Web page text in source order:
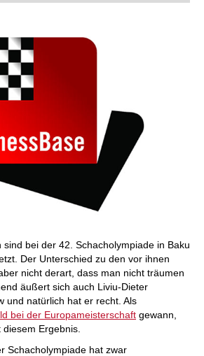
sind bei der 42. Schacholympiade in Baku
Der Unterschied zu den vor ihnen
nicht derart, dass man nicht träumen
äußert sich auch Liviu-Dieter
und natürlich hat er recht. Als
bei der Europameisterschaft gewann,
Ergebnis.
Schacholympiade hat zwar